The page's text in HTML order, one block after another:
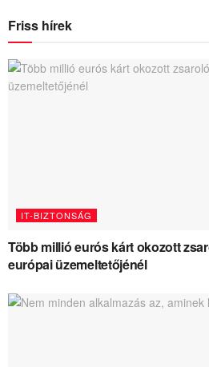
Friss hírek
IT-BIZTONSÁG
Több millió eurós kárt okozott
európai üzemeltetőjénél